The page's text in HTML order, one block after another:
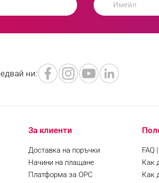
ни:
За клиенти
Доставка на поръчки
Начини на плащане
Платформа за ОРС
FAQ
Как
Как